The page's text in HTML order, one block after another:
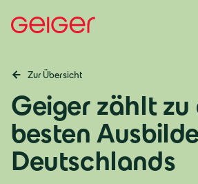
Zur Übersicht
Geiger zählt zu
besten
Deutschlands